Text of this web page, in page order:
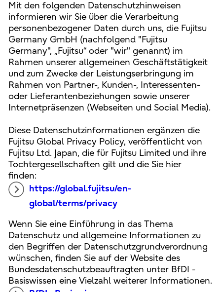
Mit den folgenden Datenschutzhinweisen
informieren wir Sie über die Verarbeitung
personenbezogener Daten durch uns, die Fujitsu
Germany GmbH (nachfolgend "Fujitsu
Germany", „Fujitsu“ oder "wir" genannt) im
Rahmen unserer allgemeinen Geschäftstätigkeit
und zum Zwecke der Leistungserbringung im
Rahmen von Partner-, Kunden-, Interessenten-
oder Lieferantenbeziehungen sowie unserer
Internetpräsenzen (Webseiten und Social Media).
Diese Datenschutzinformationen ergänzen die
Fujitsu Global Privacy Policy, veröffentlicht von
Fujitsu Ltd. Japan, die für Fujitsu Limited und ihre
Tochtergesellschaften gilt und die Sie hier
finden:
https://global.fujitsu/en-
global/terms/privacy
Wenn Sie eine Einführung in das Thema
Datenschutz und allgemeine Informationen zu
den Begriffen der Datenschutzgrundverordnung
wünschen, finden Sie auf der Website des
Bundesdatenschutzbeauftragten unter BfDI -
Basiswissen eine Vielzahl weiterer Informationen.